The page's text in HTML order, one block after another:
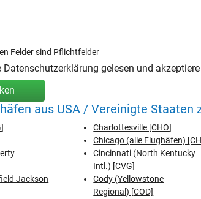
Felder sind Pflichtfelder
Datenschutzerklärung gelesen und
aus USA / Vereinigte Staaten
Jackson
Charlottesville [CHO]
Chicago (alle Flughäfen)
Cincinnati (North Kentucky
Intl.) [CVG]
Cody (Yellowstone
Regional) [COD]